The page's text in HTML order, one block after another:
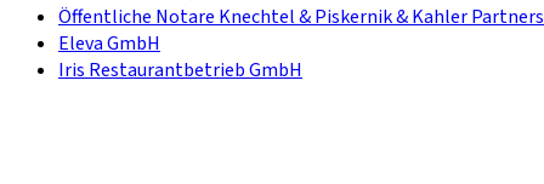
Öffentliche Notare Knechtel & Piskernik & Kahler
Eleva GmbH
Iris Restaurantbetrieb GmbH